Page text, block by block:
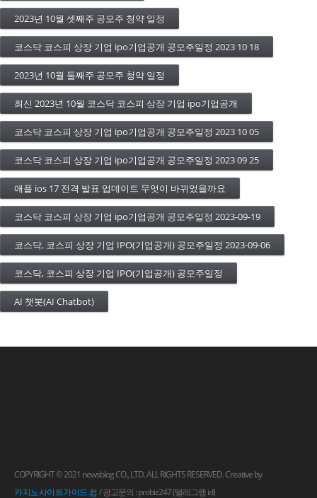
2023년 10월 셋째주 공모주 청약 일정
코스닥 코스피 상장 기업 ipo기업공개 공모주일정 2023 10 18
2023년 10월 둘째주 공모주 청약 일정
최신 2023년 10월 코스닥 코스피 상장 기업 ipo기업공개
코스닥 코스피 상장 기업 ipo기업공개 공모주일정 2023 10 05
코스닥 코스피 상장 기업 ipo기업공개 공모주일정 2023 09 25
애플 ios 17 전격 발표 업데이트 무엇이 바뀌었을까요
코스닥 코스피 상장 기업 ipo기업공개 공모주일정 2023-09-19
코스닥, 코스피 상장 기업 IPO(기업공개) 공모주일정 2023-09-06
코스닥, 코스피 상장 기업 IPO(기업공개) 공모주일정
AI 챗봇(AI Chatbot)
COPYRIGHT © 2021 newsblog CO., LTD. ALL RIGHTS RESERVED. Creative by
카지노사이트가이드.컴/ 광고문의 : probiz247 (텔레그램 id)